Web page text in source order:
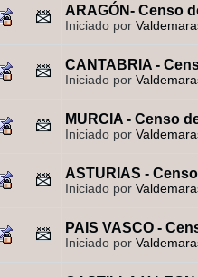
ARAGÓN- Censo
Iniciado por
CANTABRIA -
Iniciado por
MURCIA - Censo
Iniciado por
ASTURIAS -
Iniciado por
PAIS VASCO -
Iniciado por